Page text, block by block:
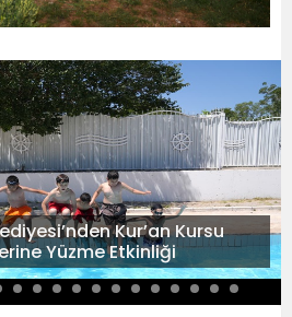
Kur’an Kursu
Yüzme Etkinliği